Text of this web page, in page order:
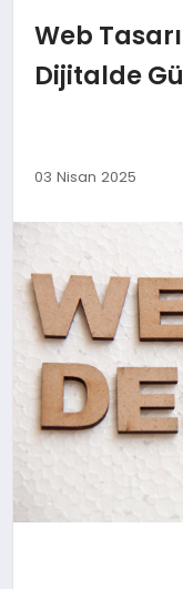
GÜNDEM
MAGAZIN
SPOR
TEKNOLOJI
YAŞAM
MALATYA
Web
Dijitalde
03 Nisan 2025